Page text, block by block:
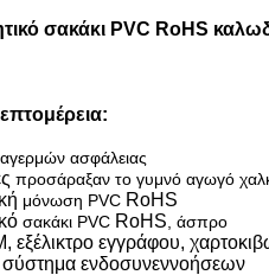
σακάκι PVC RoHS
ασφάλειας
προσάραξαν το γυμνό αγωγό
μόνωση PVC RoHS
σακάκι PVC RoHS , άσπρο
εξέλικτρο εγγράφου,
σύστημα ενδοσυνεννοήσεων